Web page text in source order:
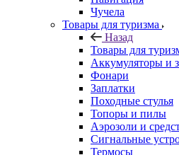
Чучела
Товары для туризма
Назад
Товары для
Аккумуляторы и
Фонари
Заплатки
Походные стулья
Топоры и пилы
Аэрозоли и
Сигнальные
Термосы